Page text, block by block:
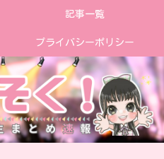
記事一覧
プライバシーポリシー